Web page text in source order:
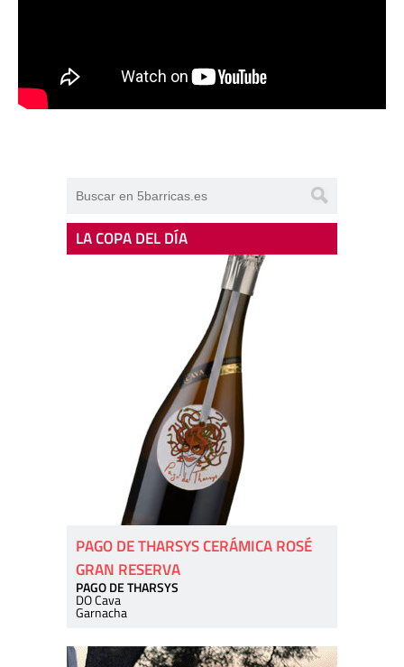
LA COPA DEL DÍA
PAGO DE THARSYS CERÁMICA ROSÉ
GRAN RESERVA
PAGO DE THARSYS
DO Cava
Garnacha